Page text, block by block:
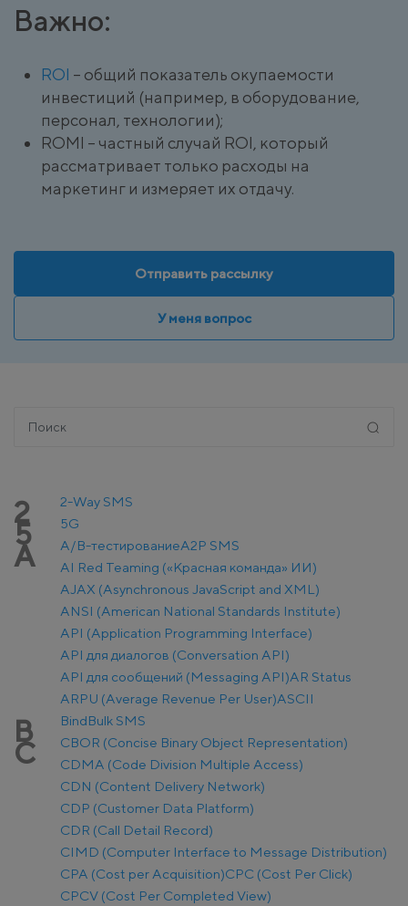
Важно:
ROI – общий показатель окупаемости
инвестиций (например, в оборудование,
персонал, технологии);
ROMI – частный случай ROI, который
рассматривает только расходы на
маркетинг и измеряет их отдачу.
Отправить рассылку
У меня вопрос
2 2-Way SMS
5 5G
A A/B-тестированиеA2P SMS
AI Red Teaming («Красная команда» ИИ)
AJAX (Asynchronous JavaScript and XML)
ANSI (American National Standards Institute)
API (Application Programming Interface)
API для диалогов (Conversation API)
API для сообщений (Messaging API)AR Status
ARPU (Average Revenue Per User)ASCII
B BindBulk SMS
C
CBOR (Concise Binary Object Representation)
CDMA (Code Division Multiple Access)
CDN (Content Delivery Network)
CDP (Customer Data Platform)
CDR (Call Detail Record)
CIMD (Computer Interface to Message Distribution)
CPA (Cost per Acquisition)CPC (Cost Per Click)
CPCV (Cost Per Completed View)